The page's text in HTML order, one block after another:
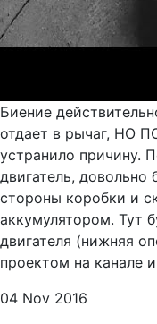
Биение
отдает в рычаг, НО
устранило причину.
двигатель,
стороны коробки и
аккумулятором. Тут
двигателя (нижняя
проектом на канале
04 Nov 2016